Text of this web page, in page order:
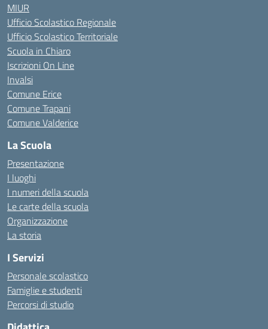
MIUR
Ufficio Scolastico Regionale
Ufficio Scolastico Territoriale
Scuola in Chiaro
Iscrizioni On Line
Invalsi
Comune Erice
Comune Trapani
Comune Valderice
La Scuola
Presentazione
I luoghi
I numeri della scuola
Le carte della scuola
Organizzazione
La storia
I Servizi
Personale scolastico
Famiglie e studenti
Percorsi di studio